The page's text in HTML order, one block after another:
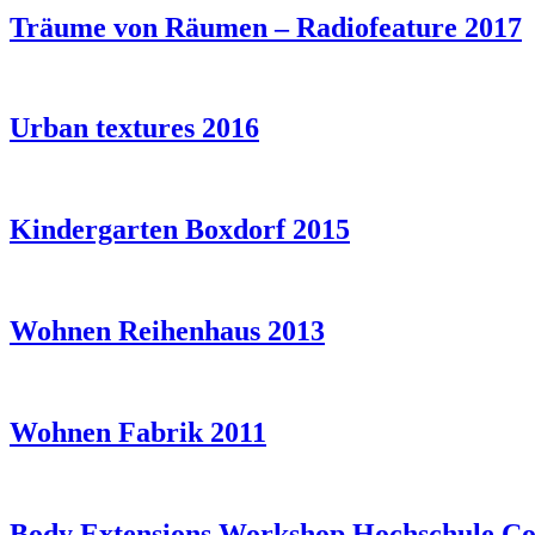
Träume von Räumen – Radiofeature 2017
Urban textures 2016
Kindergarten Boxdorf 2015
Wohnen Reihenhaus 2013
Wohnen Fabrik 2011